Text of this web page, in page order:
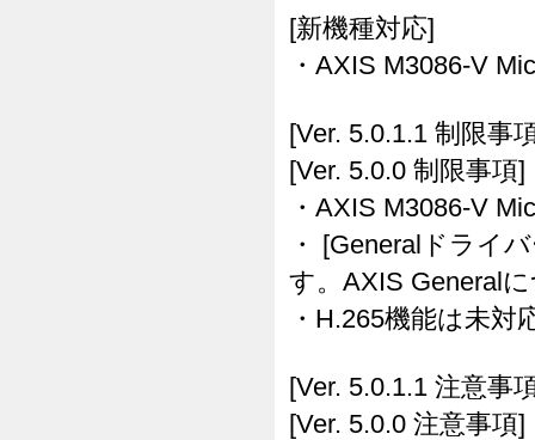
[新機種対応]
・AXIS M3086-V
[Ver. 5.0.1.1 制限事
[Ver. 5.0.0 制限事項]
・AXIS M3086-V
・ [Generalドライ
す。AXIS General
・H.265機能は未対
[Ver. 5.0.1.1 注意事
[Ver. 5.0.0 注意事項]